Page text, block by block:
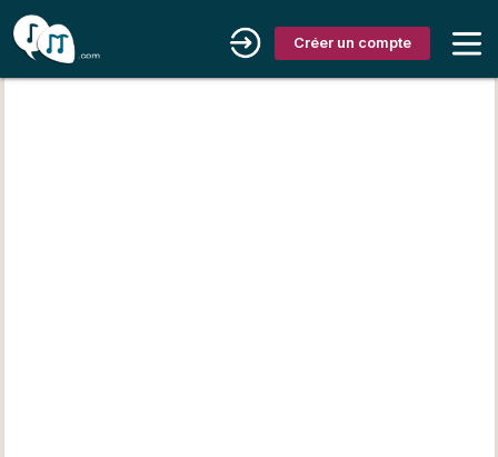
Créer un compte